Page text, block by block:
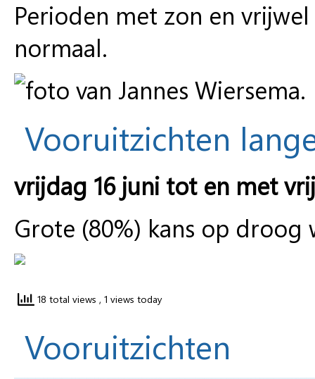
Perioden met zon en
normaal.
Vooruitzichten
vrijdag 16 juni tot en met
Grote (80%) kans op
18 total views , 1 views today
Vooruitzichten